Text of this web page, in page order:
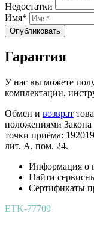
Недостатки
Имя*
Опубликовать
Гарантия
У нас вы можете
комплектации,
Обмен и возврат
положениями Закона
точки приёма:
лит. А, пом. 24.
Информация о
Найти
Сертификаты
ETK-77709